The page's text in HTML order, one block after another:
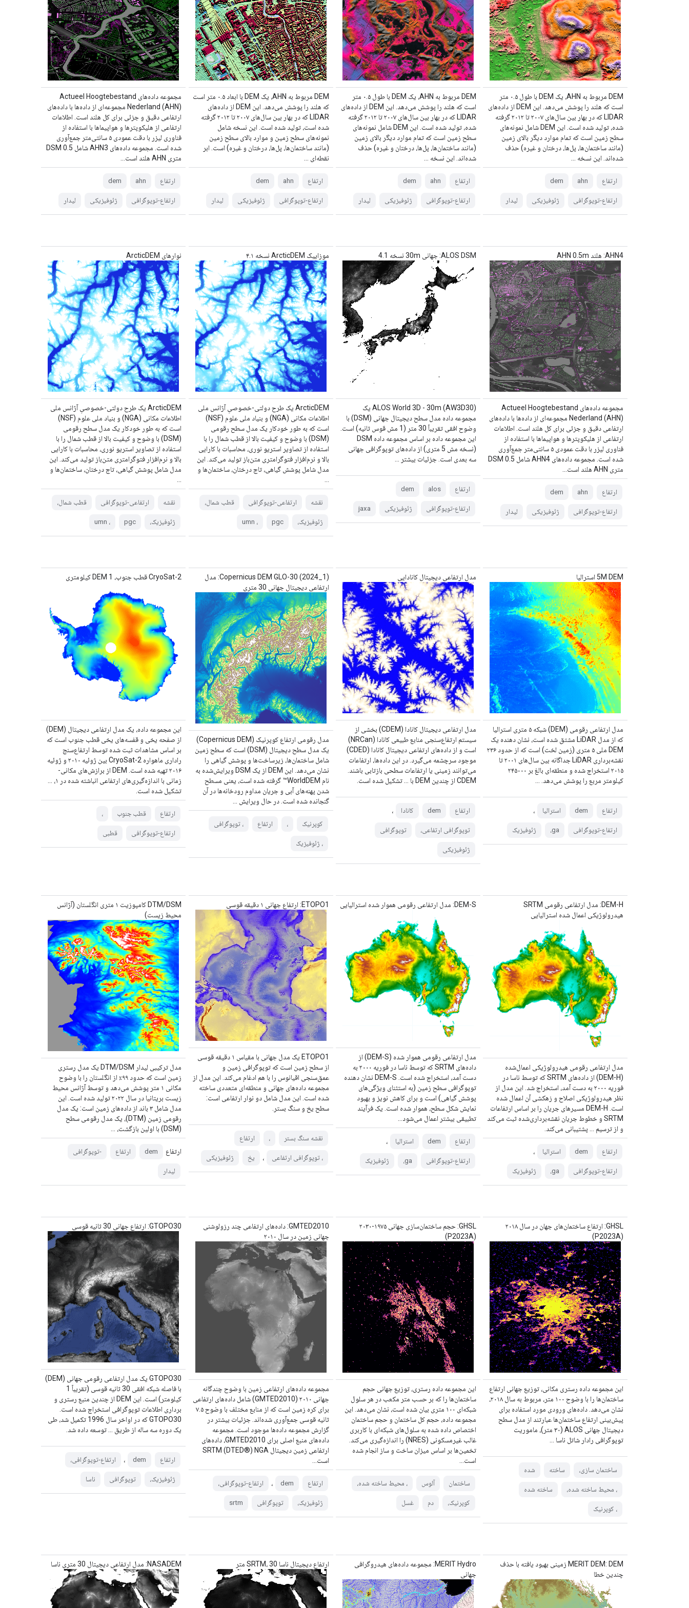
DEM مربوط به AHN، یک DEM با طول ۰.۵ متر
است که هلند را پوشش می‌دهد. این DEM از داده‌های
LIDAR که در بهار بین سال‌های ۲۰۰۷ تا ۲۰۱۲ گرفته
شده، تولید شده است. این DEM شامل نمونه‌های
سطح زمین است که تمام موارد دیگر بالای زمین
(مانند ساختمان‌ها، پل‌ها، درختان و غیره) حذف
شده‌اند. این نسخه ...
ارتفاع ahn
dem
ارتفاع-توپوگرافی ژئوفیزیکی لیدار
DEM مربوط به AHN، یک DEM با طول ۰.۵ متر
است که هلند را پوشش می‌دهد. این DEM از داده‌های
LIDAR که در بهار بین سال‌های ۲۰۰۷ تا ۲۰۱۲ گرفته
شده، تولید شده است. این DEM شامل نمونه‌های
سطح زمین است که تمام موارد دیگر بالای زمین
(مانند ساختمان‌ها، پل‌ها، درختان و غیره) حذف
شده‌اند. این نسخه ...
ارتفاع ahn
dem
ارتفاع-توپوگرافی ژئوفیزیکی لیدار
DEM مربوط به AHN، یک DEM با ابعاد ۰.۵ متر است
که هلند را پوشش می‌دهد. این DEM از داده‌های
LIDAR که در بهار بین سال‌های ۲۰۰۷ تا ۲۰۱۲ گرفته
شده است، تولید شده است. این نسخه شامل
نمونه‌های سطح زمین و موارد بالای سطح زمین
(مانند ساختمان‌ها، پل‌ها، درختان و غیره) است. ابر
نقطه‌ای ...
ارتفاع ahn
dem
ارتفاع-توپوگرافی ژئوفیزیکی لیدار
مجموعه داده‌های Actueel Hoogtebestand
Nederland (AHN) مجموعه‌ای از داده‌ها با داده‌های
ارتفاعی دقیق و جزئی برای کل هلند است. اطلاعات
ارتفاعی از هلیکوپترها و هواپیماها با استفاده از
فناوری لیزر با دقت عمودی ۵ سانتی‌متر جمع‌آوری
شده است. مجموعه داده‌های AHN3 شامل DSM 0.5
متری AHN هلند است...
ارتفاع ahn
dem
ارتفاع-توپوگرافی ژئوفیزیکی لیدار
AHN4: هلند AHN 0.5m
مجموعه داده‌های Actueel Hoogtebestand
Nederland (AHN) مجموعه‌ای از داده‌ها با داده‌های
ارتفاعی دقیق و جزئی برای کل هلند است. اطلاعات
ارتفاعی از هلیکوپترها و هواپیماها با استفاده از
فناوری لیزر با دقت عمودی ۵ سانتی‌متر جمع‌آوری
شده است. مجموعه داده‌های AHN4 شامل DSM 0.5
متری AHN هلند است...
ارتفاع ahn
dem
ارتفاع-توپوگرافی ژئوفیزیکی لیدار
ALOS DSM: جهانی 30m نسخه 4.1
ALOS World 3D - 30m (AW3D30) یک
مجموعه داده مدل سطح دیجیتال جهانی (DSM) با
وضوح افقی تقریباً 30 متر (1 مش قوس ثانیه) است.
این مجموعه داده بر اساس مجموعه داده DSM
(نسخه مش 5 متری) از داده‌های توپوگرافی جهانی
سه بعدی است. جزئیات بیشتر ...
ارتفاع alos
dem
ارتفاع-توپوگرافی ژئوفیزیکی jaxa
موزاییک ArcticDEM نسخه ۴.۱
ArcticDEM یک طرح دولتی-خصوصیِ آژانس ملی
اطلاعات مکانی (NGA) و بنیاد ملی علوم (NSF)
است که به طور خودکار یک مدل سطح رقومی
(DSM) با وضوح و کیفیت بالا از قطب شمال را با
استفاده از تصاویر استریو نوری، محاسبات با کارایی
بالا و نرم‌افزار فتوگرامتری متن‌باز تولید می‌کند. این
مدل شامل پوشش گیاهی، تاج درختان، ساختمان‌ها و
نقشه ارتفاعی-توپوگرافی قطب شمال،
ژئوفیزیک، pgc ، umn
نوارهای ArcticDEM
ArcticDEM یک طرح دولتی-خصوصیِ آژانس ملی
اطلاعات مکانی (NGA) و بنیاد ملی علوم (NSF)
است که به طور خودکار یک مدل سطح رقومی
(DSM) با وضوح و کیفیت بالا از قطب شمال را با
استفاده از تصاویر استریو نوری، محاسبات با کارایی
بالا و نرم‌افزار فتوگرامتری متن‌باز تولید می‌کند. این
مدل شامل پوشش گیاهی، تاج درختان، ساختمان‌ها و
نقشه ارتفاعی-توپوگرافی قطب شمال،
ژئوفیزیک، pgc ، umn
5M DEM استرالیا
مدل ارتفاعی رقومی (DEM) شبکه ۵ متری استرالیا
که از مدل LiDAR مشتق شده است، نشان دهنده یک
DEM ملی ۵ متری (زمین لخت) است که از حدود ۲۳۶
نقشه‌برداری LiDAR جداگانه بین سال‌های ۲۰۰۱ تا
۲۰۱۵ استخراج شده و منطقه‌ای بالغ بر ۲۴۵۰۰۰
کیلومتر مربع را پوشش می‌دهد. …
ارتفاع dem استرالیا ،
ارتفاع-توپوگرافی ga، ژئوفیزیک
مدل ارتفاعی دیجیتال کانادایی
مدل ارتفاعی دیجیتال کانادا (CDEM) بخشی از
سیستم ارتفاع‌سنجی منابع طبیعی کانادا (NRCan)
است و از داده‌های ارتفاعی دیجیتال کانادا (CDED)
موجود سرچشمه می‌گیرد. در این داده‌ها، ارتفاعات
می‌توانند زمینی یا ارتفاعات سطحی بازتابی باشند.
CDEM از چندین DEM با ... تشکیل شده است.
ارتفاع dem کانادا ،
توپوگرافی ارتفاعی، توپوگرافی
ژئوفیزیکی
Copernicus DEM GLO-30 (2024_1): مدل
ارتفاعی دیجیتال جهانی 30 متری
مدل رقومی ارتفاع کوپرنیک (Copernicus DEM)
یک مدل سطح دیجیتال (DSM) است که سطح زمین
شامل ساختمان‌ها، زیرساخت‌ها و پوشش گیاهی را
نشان می‌دهد. این DEM از یک DSM ویرایش‌شده به
نام WorldDEM™ گرفته شده است، یعنی مسطح
شدن پهنه‌های آبی و جریان مداوم رودخانه‌ها در آن
گنجانده شده است. در حال ویرایش ...
کوپرنیک ، ارتفاع ، توپوگرافی
، ژئوفیزیک
CryoSat-2 قطب جنوب، DEM 1 کیلومتری
این مجموعه داده، یک مدل ارتفاعی دیجیتال (DEM)
از صفحه یخی و قفسه‌های یخی قطب جنوب است که
بر اساس مشاهدات ثبت شده توسط ارتفاع‌سنج
راداری ماهواره CryoSat-2 بین ژوئیه ۲۰۱۰ و ژوئیه
۲۰۱۶ تهیه شده است. DEM از برازش‌های مکانی-
زمانی با اندازه‌گیری‌های ارتفاعی انباشته شده در ۱، ...
تشکیل شده است.
ارتفاع قطب جنوب ،
ارتفاع-توپوگرافی قطبی
DEM-H: مدل ارتفاعی رقومی SRTM
هیدرولوژیکی اعمال شده استرالیایی
مدل ارتفاعی رقومی هیدرولوژیکی اعمال‌شده
(DEM-H) از داده‌های SRTM که توسط ناسا در
فوریه ۲۰۰۰ به دست آمد، استخراج شد. این مدل از
نظر هیدرولوژیکی اصلاح و زهکشی آن اعمال شده
است. DEM-H مسیرهای جریان را بر اساس ارتفاعات
SRTM و خطوط جریان نقشه‌برداری‌شده ثبت می‌کند
و از ترسیم ... پشتیبانی می‌کند.
ارتفاع dem استرالیا ،
ارتفاع-توپوگرافی ga، ژئوفیزیک
DEM-S: مدل ارتفاعی رقومی هموار شده استرالیایی
مدل ارتفاعی رقومی هموار شده (DEM-S) از
داده‌های SRTM که توسط ناسا در فوریه ۲۰۰۰ به
دست آمد، استخراج شده است. DEM-S نشان دهنده
توپوگرافی سطح زمین (به استثنای ویژگی‌های
پوشش گیاهی) است و برای کاهش نویز و بهبود
نمایش شکل سطح، هموار شده است. یک فرآیند
تطبیقی ​​​​بیشتر اعمال می‌شود…
ارتفاع dem استرالیا ،
ارتفاع-توپوگرافی ga، ژئوفیزیک
ETOPO1: ارتفاع جهانی ۱ دقیقه قوسی
ETOPO1 یک مدل جهانی با مقیاس ۱ دقیقه قوسی
از سطح زمین است که توپوگرافی زمین و
عمق‌سنجی اقیانوس را با هم ادغام می‌کند. این مدل از
مجموعه داده‌های جهانی و منطقه‌ای متعددی ساخته
شده است. این مدل شامل دو نوار ارتفاعی است:
سطح یخ و سنگ بستر.
نقشه سنگ بستر ، ارتفاع
، توپوگرافی ارتفاعی ، یخ ژئوفیزیکی
DTM/DSM کامپوزیت ۱ متری انگلستان (آژانس
محیط زیست)
مدل ترکیبی لیدار DTM/DSM یک مدل رستری
زمین است که حدود ۹۹٪ از انگلستان را با وضوح
مکانی ۱ متر پوشش می‌دهد و توسط آژانس محیط
زیست بریتانیا در سال ۲۰۲۲ تولید شده است. این
مدل شامل ۳ باند از داده‌های زمین است: یک مدل
رقومی زمین (DTM)، یک مدل رقومی سطح
(DSM) با اولین بازگشت، ...
ارتفاع dem ارتفاع -توپوگرافی
لیدار
GHSL: ارتفاع ساختمان‌های جهان در سال ۲۰۱۸
(P2023A)
این مجموعه داده رستری مکانی، توزیع جهانی ارتفاع
ساختمان‌ها را با وضوح ۱۰۰ متر، مربوط به سال ۲۰۱۸،
نشان می‌دهد. داده‌های ورودی مورد استفاده برای
پیش‌بینی ارتفاع ساختمان‌ها عبارتند از مدل سطح
دیجیتال جهانی ALOS (۳۰ متر)، ماموریت
توپوگرافی رادار شاتل ناسا ...
ساختمان سازی، ساخته شده
، محیط ساخته شده، ساخته شده
، کوپرنیک
GHSL: حجم ساختمان‌سازی جهانی ۱۹۷۵-۲۰۳۰
(P2023A)
این مجموعه داده رستری، توزیع جهانی حجم
ساختمان‌ها را که بر حسب متر مکعب در هر سلول
شبکه‌ای ۱۰۰ متری بیان شده است، نشان می‌دهد. این
مجموعه داده، حجم کل ساختمان و حجم ساختمان
اختصاص داده شده به سلول‌های شبکه‌ای با کاربری
غالب غیرمسکونی (NRES) را اندازه‌گیری می‌کند.
تخمین‌ها بر اساس میزان ساخت و ساز انجام شده
است...
ساختمان آلوس ، محیط ساخته شده،
کوپرنیک، دم غسل
GMTED2010: داده‌های ارتفاعی چند رزولوشنی
جهانی زمین در سال ۲۰۱۰
مجموعه داده‌های ارتفاعی زمین با وضوح چندگانه
جهانی ۲۰۱۰ (GMTED2010) شامل داده‌های ارتفاعی
برای کره زمین است که از منابع مختلف با وضوح ۷.۵
ثانیه قوسی جمع‌آوری شده‌اند. جزئیات بیشتر در
گزارش مجموعه داده‌ها موجود است. مجموعه
داده‌های منبع اصلی برای GMTED2010، داده‌های
ارتفاعی زمین دیجیتال SRTM (DTED®) NGA
است...
ارتفاع dem ، ارتفاع-توپوگرافی،
ژئوفیزیک، توپوگرافی srtm
GTOPO30: ارتفاع جهانی 30 ثانیه قوسی
GTOPO30 یک مدل ارتفاعی رقومی جهانی (DEM)
با فاصله شبکه افقی 30 ثانیه قوسی (تقریباً 1
کیلومتر) است. این DEM از چندین منبع رستری و
برداری اطلاعات توپوگرافی استخراج شده است.
GTOPO30 که در اواخر سال 1996 تکمیل شد، طی
یک دوره سه ساله از طریق ... توسعه داده شد.
ارتفاع dem ، ارتفاع-توپوگرافی،
ژئوفیزیک، توپوگرافی ناسا
MERIT DEM: DEM زمینی بهبود یافته با حذف
چندین خطا
MERIT Hydro: مجموعه داده‌های هیدروگرافی
جهانی
ارتفاع دیجیتال ناسا SRTM، 30 متر NASADEM: مدل ارتفاعی دیجیتال 30 متری ناسا